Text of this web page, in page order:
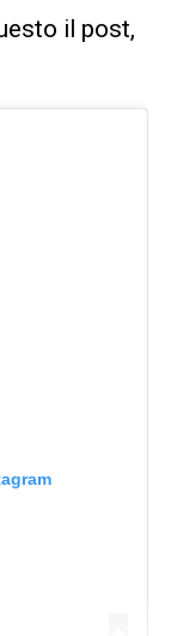
il post,